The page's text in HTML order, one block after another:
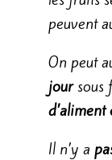
peuvent
On peut
joursous
d’aliment
Il n’y a